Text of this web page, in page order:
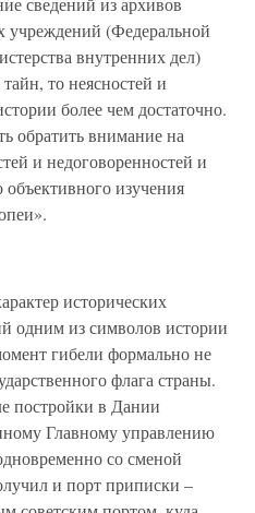
учреждений (Федеральной
внутренних дел)
то неясностей и
более чем достаточно.
обратить внимание на
и недоговоренностей и
изучения
исторических
одним из символов истории
гибели формально не
флага страны.
постройки в Дании
Главному управлению
со сменой
и порт приписки –